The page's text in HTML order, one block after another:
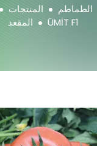
المنتجات الطماطم
المقعد
ÜMİT F1